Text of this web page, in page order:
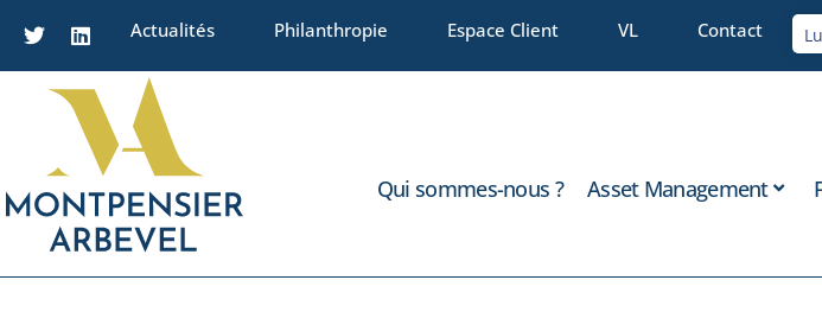
Actualités Philanthropie Espace Client VL Contact
Qui sommes-nous ? Asset Management